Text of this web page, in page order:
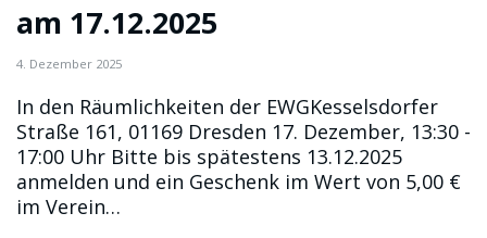
am 17.12.2025
4. Dezember 2025
In den Räumlichkeiten der EWGKesselsdorfer
Straße 161, 01169 Dresden 17. Dezember, 13:30 -
17:00 Uhr Bitte bis spätestens 13.12.2025
anmelden und ein Geschenk im Wert von 5,00 €
im Verein…